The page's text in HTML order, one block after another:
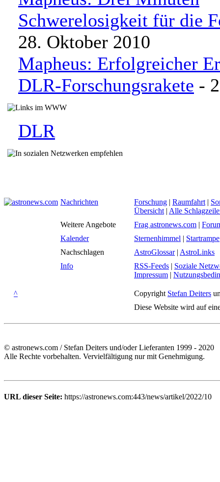
Schwerelosigkeit für die
28. Oktober 2010
Mapheus: Erfolgreicher
DLR-Forschungsrakete -
DLR
Nachrichten Forschung | Raumfahrt |
Übersicht | Alle
Weitere Angebote
Frag astronews.com |
Kalender
Sternenhimmel | Startrampe
Nachschlagen
AstroGlossar| AstroLinks
Info
RSS-Feeds | Soziale
Impressum |
^ Copyright Stefan Deiters
Diese Website wird auf
© astronews.com / Stefan Deiters und/oder Lieferanten 1999 - 2020
Alle Rechte vorbehalten. Vervielfältigung nur mit Genehmigung.
URL dieser Seite: https://astronews.com:443/news/artikel/2022/10